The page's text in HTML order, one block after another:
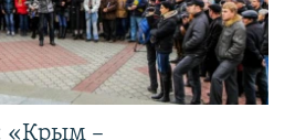
«Крым –